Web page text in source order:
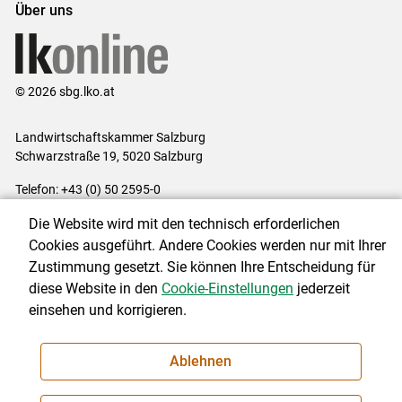
Über uns
© 2026 sbg.lko.at
Landwirtschaftskammer Salzburg
Schwarzstraße 19, 5020 Salzburg
Telefon: +43 (0) 50 2595-0
Impressum|Kontakt|Datenschutzerklärung|Barrierefreiheit|
Cookie-Einstellungen
NEWSLETTER
Die Website wird mit den technisch erforderlichen
Cookies ausgeführt. Andere Cookies werden nur mit Ihrer
Zustimmung gesetzt. Sie können Ihre Entscheidung für
diese Website in den Cookie-Einstellungen jederzeit
einsehen und korrigieren.
Ablehnen